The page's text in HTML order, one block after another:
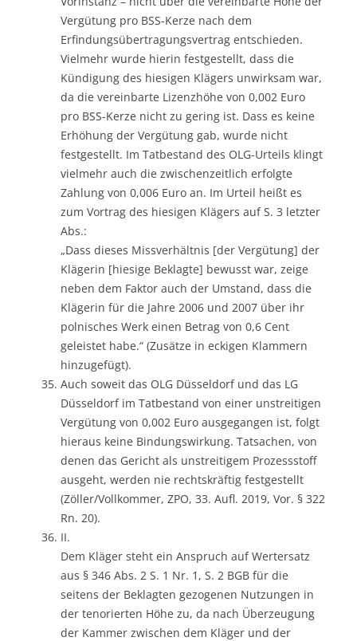
Vergütung pro BSS-Kerze nach dem
Erfindungsübertragungsvertrag entschieden.
Vielmehr wurde hierin festgestellt, dass die
Kündigung des hiesigen Klägers unwirksam war,
da die vereinbarte Lizenzhöhe von 0,002 Euro
pro BSS-Kerze nicht zu gering ist. Dass es keine
Erhöhung der Vergütung gab, wurde nicht
festgestellt. Im Tatbestand des OLG-Urteils klingt
vielmehr auch die zwischenzeitlich erfolgte
Zahlung von 0,006 Euro an. Im Urteil heißt es
zum Vortrag des hiesigen Klägers auf S. 3 letzter
Abs.:
„Dass dieses Missverhältnis [der Vergütung] der
Klägerin [hiesige Beklagte] bewusst war, zeige
neben dem Faktor auch der Umstand, dass die
Klägerin für die Jahre 2006 und 2007 über ihr
polnisches Werk einen Betrag von 0,6 Cent
geleistet habe.“ (Zusätze in eckigen Klammern
hinzugefügt).
Auch soweit das OLG Düsseldorf und das LG
Düsseldorf im Tatbestand von einer unstreitigen
Vergütung von 0,002 Euro ausgegangen ist, folgt
hieraus keine Bindungswirkung. Tatsachen, von
denen das Gericht als unstreitigem Prozessstoff
ausgeht, werden nie rechtskräftig festgestellt
(Zöller/Vollkommer, ZPO, 33. Aufl. 2019, Vor. § 322
Rn. 20).
II.
Dem Kläger steht ein Anspruch auf Wertersatz
aus § 346 Abs. 2 S. 1 Nr. 1, S. 2 BGB für die
seitens der Beklagten gezogenen Nutzungen in
der tenorierten Höhe zu, da nach Überzeugung
der Kammer zwischen dem Kläger und der